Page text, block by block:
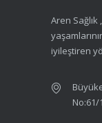
Aren
iyileştiren